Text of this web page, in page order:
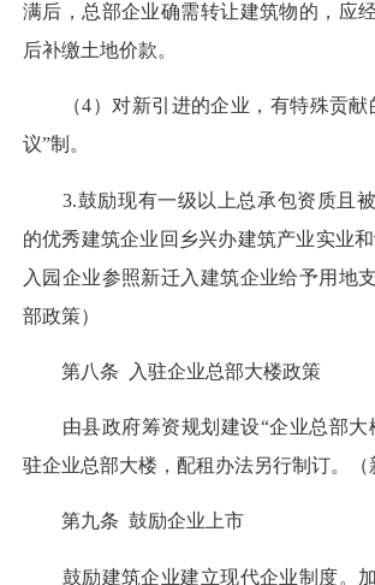
满后，总部企业确需转让建筑物的，应
后补缴土地价款。
（4）对新引进的企业，有特殊贡献
议”制。
3.鼓励现有一级以上总承包资质且被
的优秀建筑企业回乡兴办建筑产业实业
入园企业参照新迁入建筑企业给予用地
部政策）
第八条 入驻企业总部大楼政策
由县政府筹资规划建设“企业总部大
驻企业总部大楼，配租办法另行制订。（
第九条 鼓励企业上市
鼓励建筑企业建立现代企业制度。